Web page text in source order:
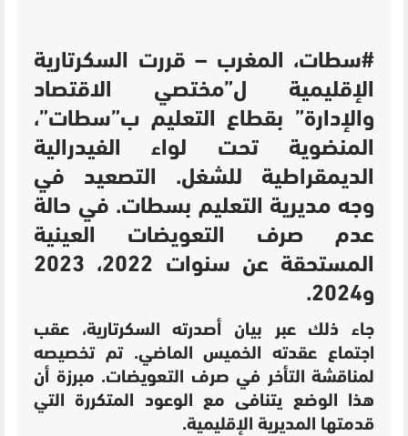
#سطات، المغرب – قررت السكرتارية
الإقليمية ل”مختصي الاقتصاد
والإدارة” بقطاع التعليم ب”سطات”،
المنضوية تحت لواء الفيدرالية
الديمقراطية للشغل. التصعيد في
وجه مديرية التعليم بسطات. في حالة
عدم صرف التعويضات العينية
المستحقة عن سنوات 2022، 2023
و2024.
جاء ذلك عبر بيان أصدرته السكرتارية، عقب
اجتماع عقدته الخميس الماضي. تم تخصيصه
لمناقشة التأخر في صرف التعويضات. مبرزة أن
هذا الوضع يتنافى مع الوعود المتكررة التي
قدمتها المديرية الإقليمية.